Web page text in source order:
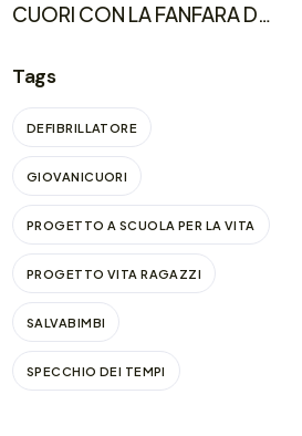
CUORI CON LA FANFARA DEL
CARABINIERI LOMBARDIA
Tags
DEFIBRILLATORE
GIOVANICUORI
PROGETTO A SCUOLA PER LA VITA
PROGETTO VITA RAGAZZI
SALVABIMBI
SPECCHIO DEI TEMPI